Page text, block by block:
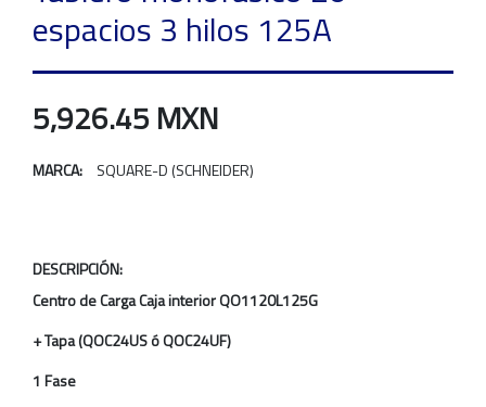
espacios 3 hilos 125A
5,926.45 MXN
MARCA: SQUARE-D (SCHNEIDER)
DESCRIPCIÓN:
Centro de Carga Caja interior QO1120L125G
+ Tapa (QOC24US ó QOC24UF)
1 Fase